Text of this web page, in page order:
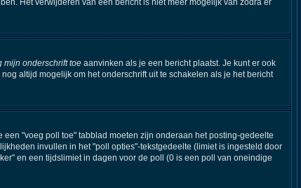
Het verwijderen van een bericht is niet meer mogelijk van zodra er
mijn onderschrift toe aanvinken als je een bericht plaatst. Je kunt er ook
altijd mogelijk om het onderschrift uit te schakelen als je het bericht
"voeg poll toe" tabblad moeten zijn onderaan het posting-gedeelte
invullen in het "poll opties"-tekstgedeelte (limiet is ingesteld door
en een tijdslimiet in dagen voor de poll (0 is een poll van oneindige